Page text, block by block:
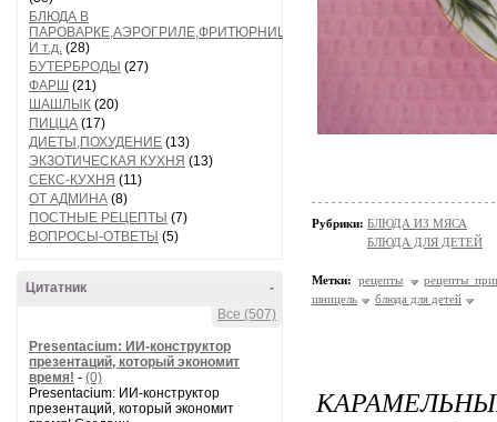
БЛЮДА В
ПАРОВАРКЕ,АЭРОГРИЛЕ,ФРИТЮРНИЦЕ
И т.д. (28)
БУТЕРБРОДЫ (27)
ФАРШ (21)
ШАШЛЫК (20)
ПИЦЦА (17)
ДИЕТЫ,ПОХУДЕНИЕ (13)
ЭКЗОТИЧЕСКАЯ КУХНЯ (13)
СЕКС-КУХНЯ (11)
ОТ АДМИНА (8)
ПОСТНЫЕ РЕЦЕПТЫ (7)
ВОПРОСЫ-ОТВЕТЫ (5)
-
Цитатник
Все (507)
Presentacium: ИИ‑конструктор
презентаций, который экономит
время! - (0)
Presentacium: ИИ‑конструктор
презентаций, который экономит
Рубрики: БЛЮДА ИЗ МЯСА
БЛЮДА ДЛЯ ДЕТЕЙ
Метки: рецепты
рецепты
шницель
блюда для детей